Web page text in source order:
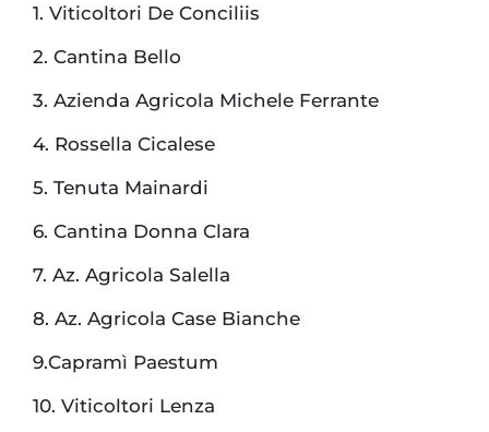
1. Viticoltori De Conciliis
2. Cantina Bello
3. Azienda Agricola Michele Ferrante
4. Rossella Cicalese
5. Tenuta Mainardi
6. Cantina Donna Clara
7. Az. Agricola Salella
8. Az. Agricola Case Bianche
9.Capramì Paestum
10. Viticoltori Lenza